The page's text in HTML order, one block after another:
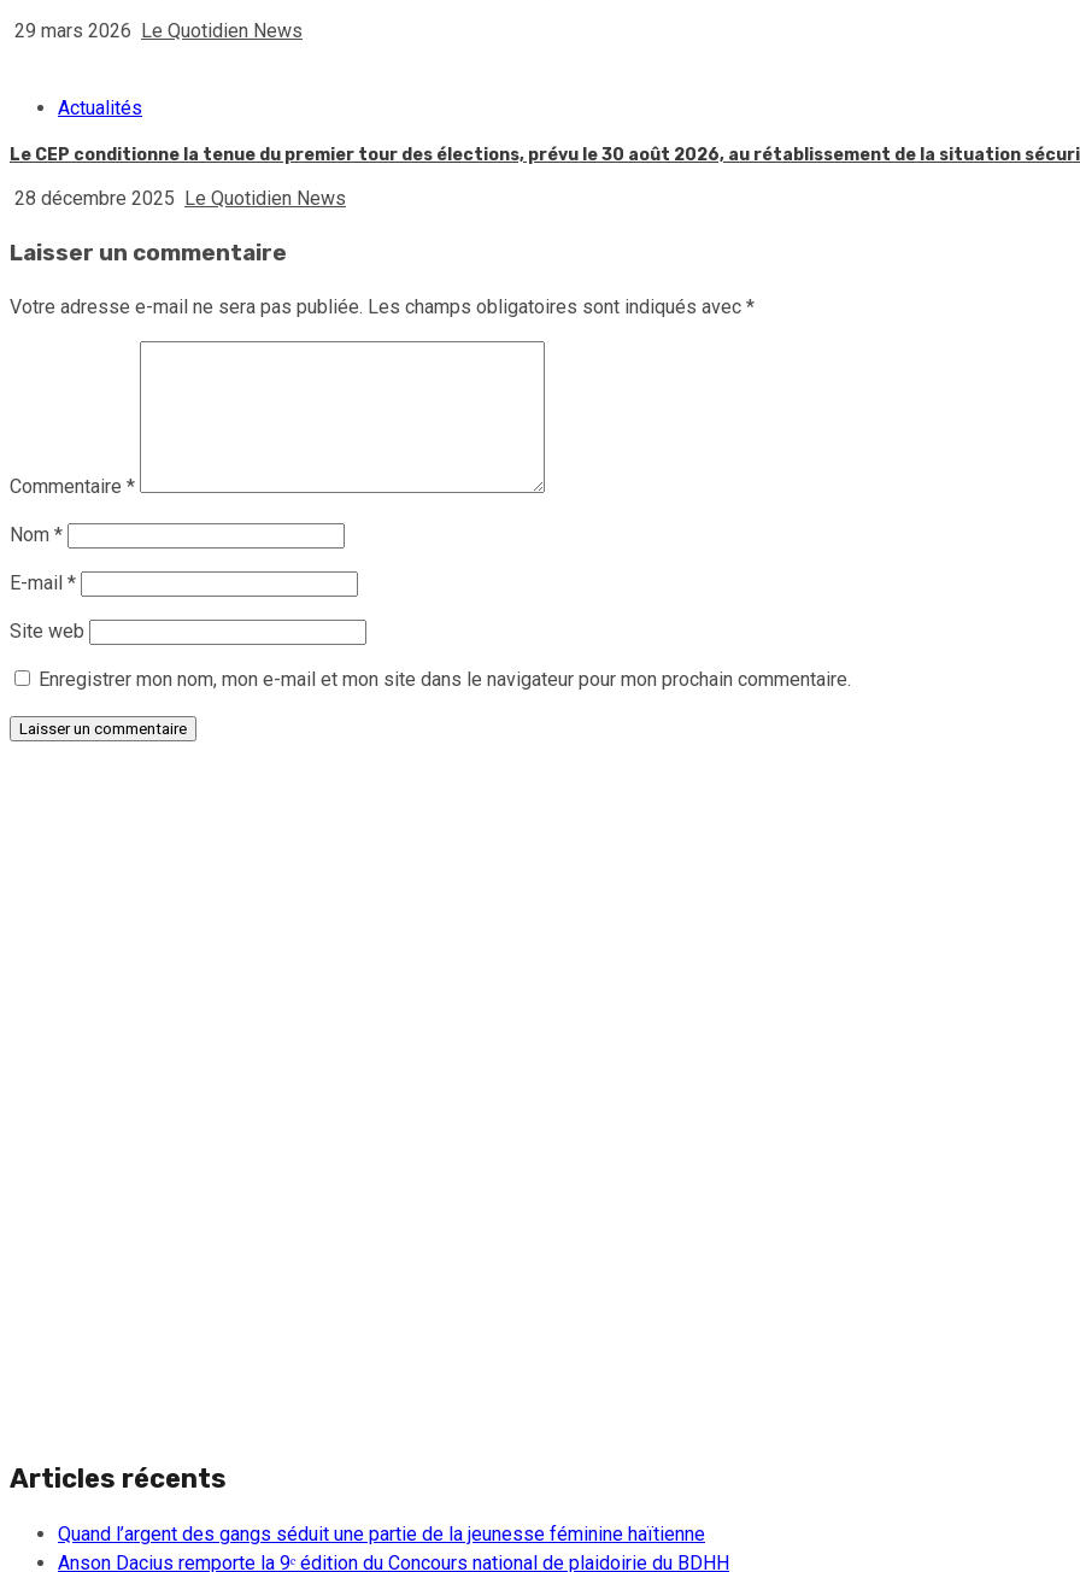
29 mars 2026 Le Quotidien News
Actualités
Le CEP conditionne la tenue du premier tour des élections, prévu le 30 août 2026, au rétablissement de la situation
28 décembre 2025 Le Quotidien News
Laisser un commentaire
Votre adresse e-mail ne sera pas publiée. Les champs obligatoires sont indiqués avec *
Commentaire *
Nom *
E-mail *
Site web
Enregistrer mon nom, mon e-mail et mon site dans le navigateur pour mon prochain commentaire.
Articles récents
Quand l’argent des gangs séduit une partie de la jeunesse féminine haïtienne
Anson Dacius remporte la 9ᵉ édition du Concours national de plaidoirie du BDHH